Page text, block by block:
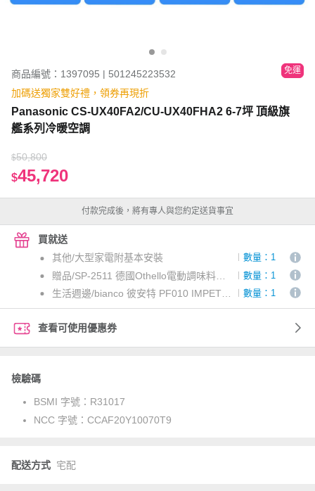
商品編號：1397095 | 501245223532 免運
加碼送獨家雙好禮，領券再現折
Panasonic CS-UX40FA2/CU-UX40FHA2 6-7坪 頂級旗
艦系列冷暖空調
$50,800
$45,720
付款完成後，將有專人與您約定送貨事宜
買就送
其他/大型家電附基本安裝
數量：1
數量：1
數量：1
查看可使用優惠券
檢驗碼
BSMI 字號： R31017
NCC 字號： CCAF20Y10070T9
配送方式 宅配